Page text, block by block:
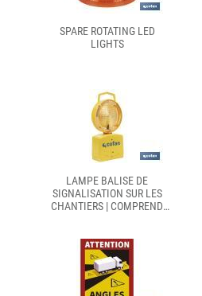
SPARE ROTATING LED
LIGHTS
LAMPE BALISE DE
SIGNALISATION SUR LES
CHANTIERS | COMPREND